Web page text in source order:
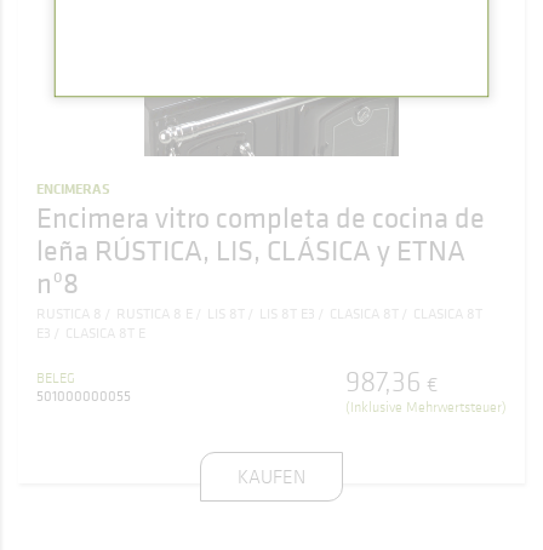
ENCIMERAS
Encimera vitro completa de cocina de
leña RÚSTICA, LIS, CLÁSICA y ETNA
nº8
RUSTICA 8 RUSTICA 8 E LIS 8T LIS 8T E3 CLASICA 8T
CLASICA 8T
E3
CLASICA 8T E
BELEG
501000000055
987,36 €
(Inklusive Mehrwertsteuer)
KAUFEN